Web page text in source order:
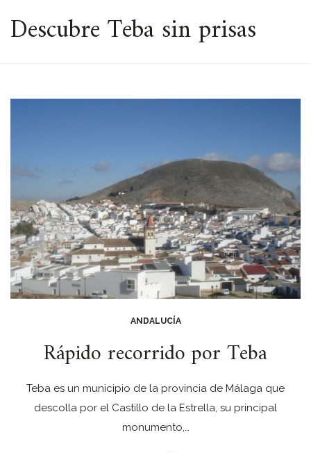
ESPACIO
Descubre Teba sin prisas
ANDALUCÍA
Rápido recorrido por Teba
Teba es un municipio de la provincia de Málaga que
descolla por el Castillo de la Estrella, su principal
monumento,…